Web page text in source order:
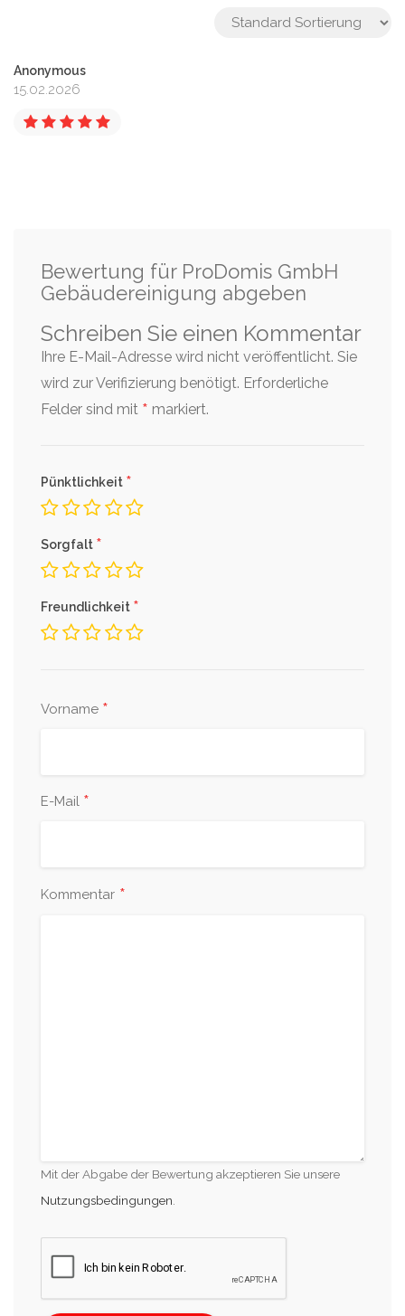
Anonymous
15.02.2026
Bewertung für ProDomis GmbH
Gebäudereinigung abgeben
Schreiben Sie einen Kommentar
Ihre E-Mail-Adresse wird nicht veröffentlicht. Sie
wird zur Verifizierung benötigt. Erforderliche
Felder sind mit * markiert.
Pünktlichkeit *
Sorgfalt *
Freundlichkeit *
Vorname *
E-Mail *
Kommentar *
Mit der Abgabe der Bewertung akzeptieren Sie unsere
Nutzungsbedingungen